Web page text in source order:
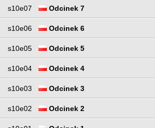
s10e07 Odcinek 7
s10e06 Odcinek 6
s10e05 Odcinek 5
s10e04 Odcinek 4
s10e03 Odcinek 3
s10e02 Odcinek 2